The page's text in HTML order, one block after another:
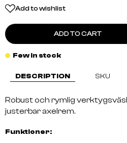
Add to wishlist
ADD TO CART
Few in stock
DESCRIPTION SKU
Robust och rymlig
justerbar axelrem.
Funktioner: